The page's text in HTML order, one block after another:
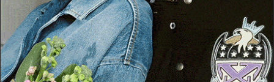
ARTICOLI RECENTI